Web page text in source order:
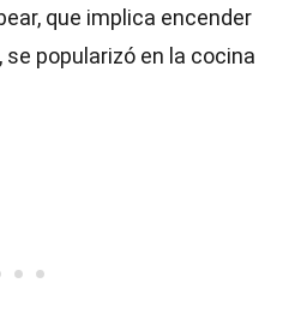
que implica encender
se popularizó en la cocina